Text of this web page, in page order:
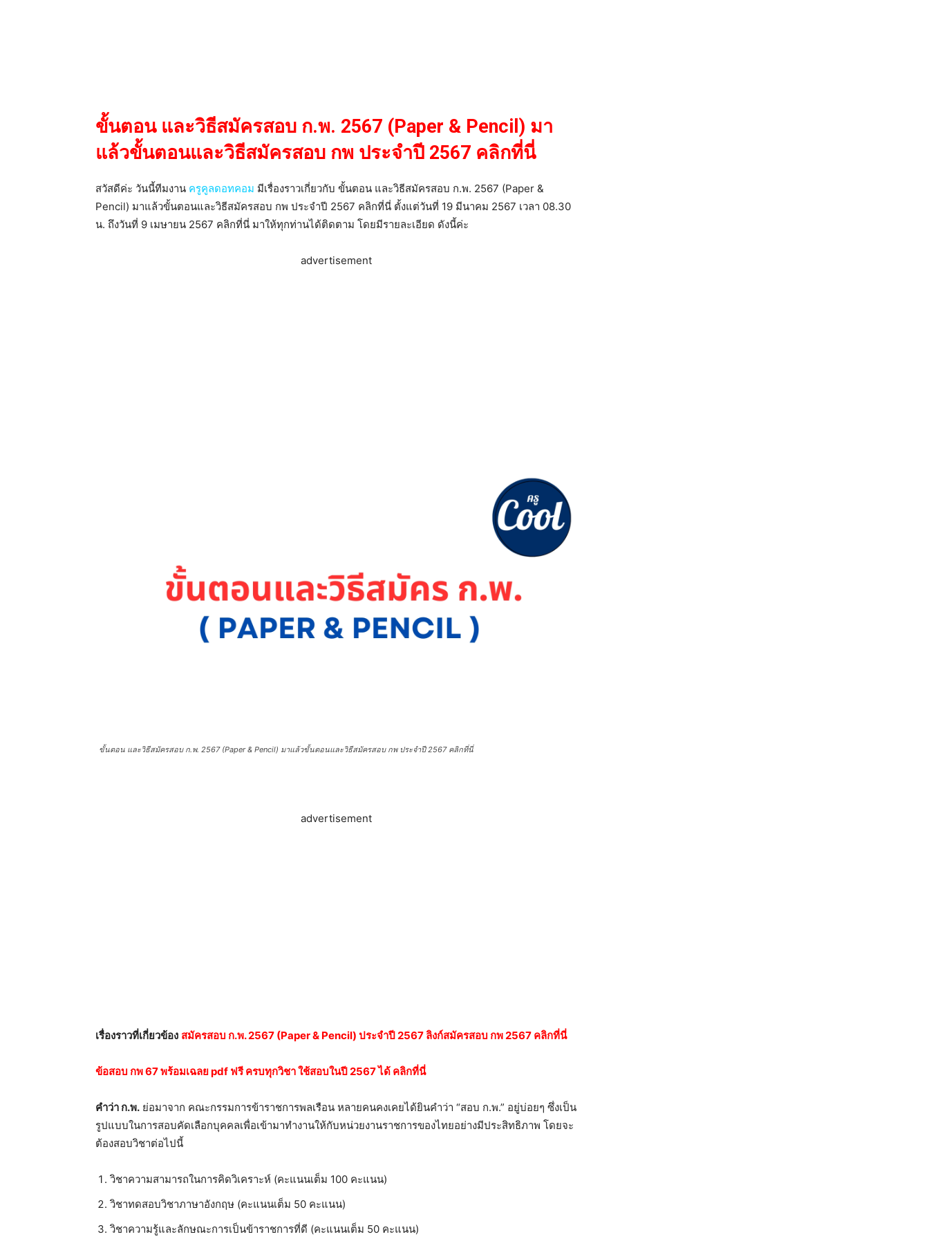
ขั้นตอน และวิธีสมัครสอบ ก.พ. 2567 (Paper & Pencil) มา
แล้วขั้นตอนและวิธีสมัครสอบ กพ ประจำปี 2567 คลิกที่นี่
สวัสดีค่ะ วันนี้ทีมงาน ครูคูลดอทคอม มีเรื่องราวเกี่ยวกับ ขั้นตอน และวิธีสมัครสอบ ก.พ. 2567 (Paper &
Pencil) มาแล้วขั้นตอนและวิธีสมัครสอบ กพ ประจำปี 2567 คลิกที่นี่ ตั้งแต่วันที่ 19 มีนาคม 2567 เวลา 08.30
น. ถึงวันที่ 9 เมษายน 2567 คลิกที่นี่ มาให้ทุกท่านได้ติดตาม โดยมีรายละเอียด ดังนี้ค่ะ
advertisement
ขั้นตอน และวิธีสมัครสอบ ก.พ. 2567 (Paper & Pencil) มาแล้วขั้นตอนและวิธีสมัครสอบ กพ ประจำปี 2567 คลิกที่นี่
advertisement
เรื่องราวที่เกี่ยวข้อง สมัครสอบ ก.พ. 2567 (Paper & Pencil) ประจำปี 2567 ลิงก์สมัครสอบ กพ 2567 คลิกที่นี่
ข้อสอบ กพ 67 พร้อมเฉลย pdf ฟรี ครบทุกวิชา ใช้สอบในปี 2567 ได้ คลิกที่นี่
คำว่า ก.พ. ย่อมาจาก คณะกรรมการข้าราชการพลเรือน หลายคนคงเคยได้ยินคำว่า “สอบ ก.พ.” อยู่บ่อยๆ ซึ่งเป็น
รูปแบบในการสอบคัดเลือกบุคคลเพื่อเข้ามาทำงานให้กับหน่วยงานราชการของไทยอย่างมีประสิทธิภาพ โดยจะ
ต้องสอบวิชาต่อไปนี้
วิชาความสามารถในการคิดวิเคราะห์ (คะแนนเต็ม 100 คะแนน)
วิชาทดสอบวิชาภาษาอังกฤษ (คะแนนเต็ม 50 คะแนน)
วิชาความรู้และลักษณะการเป็นข้าราชการที่ดี (คะแนนเต็ม 50 คะแนน)